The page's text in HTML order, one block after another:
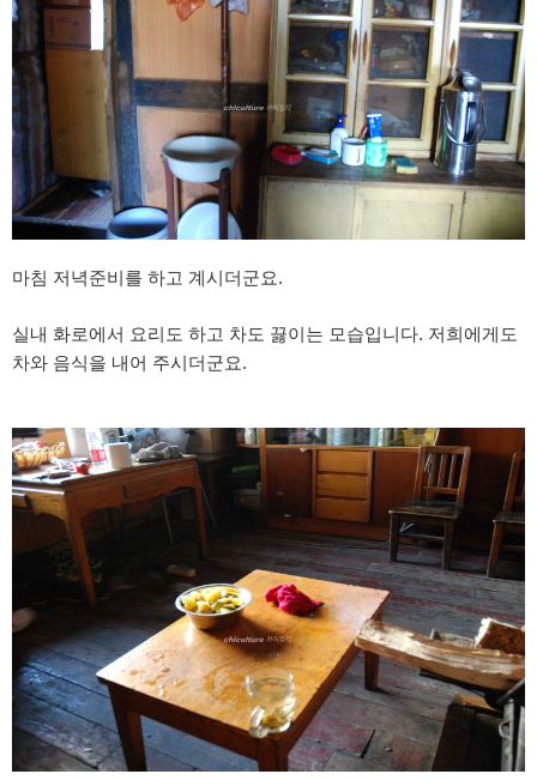
마침 저녁준비를 하고 계시더군요.
실내 화로에서 요리도 하고 차도 끓이는 모습입니다. 저희에게도
차와 음식을 내어 주시더군요.